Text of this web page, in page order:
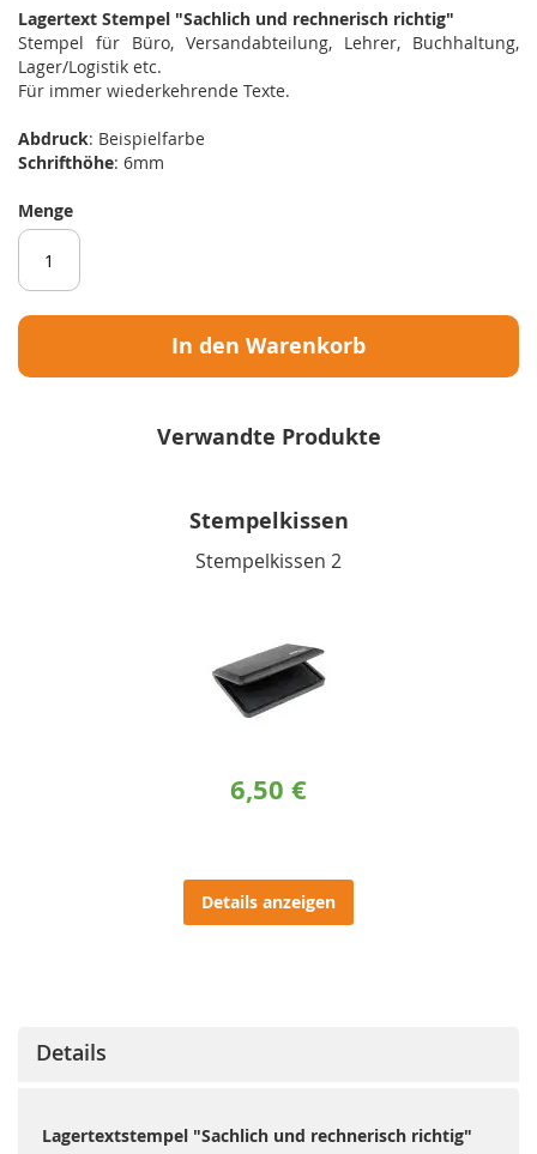
Lagertext Stempel "Sachlich und rechnerisch richtig"
Stempel für Büro, Versandabteilung, Lehrer, Buchhaltung,
Lager/Logistik etc.
Für immer wiederkehrende Texte.
Abdruck: Beispielfarbe
Schrifthöhe: 6mm
Menge
In den Warenkorb
Verwandte Produkte
Stempelkissen
Stempelkissen 2
6,50 €
Details anzeigen
Details
Lagertextstempel "Sachlich und rechnerisch richtig"